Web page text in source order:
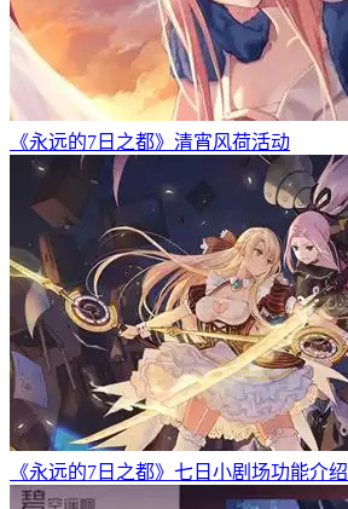
《永远的7日之都》清宵风荷活动
《永远的7日之都》七日小剧场功能介绍